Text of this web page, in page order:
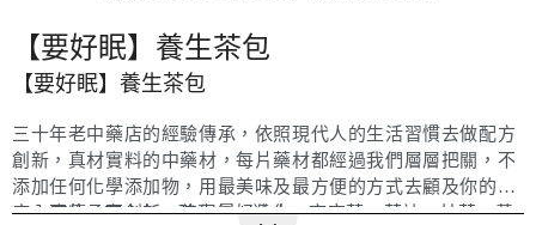
【要好眠】養生茶包
【要好眠】養生茶包
三十年老中藥店的經驗傳承，依照現代人的生活習慣去做配方
創新，真材實料的中藥材，每片藥材都經過我們層層把關，不
添加任何化學添加物，用最美味及最方便的方式去顧及你的健
康，要傳承要創新，值得最好的你。
內容物 / 南杏仁、酸棗仁、遠志、夜交藤、茯神、甘草、黃